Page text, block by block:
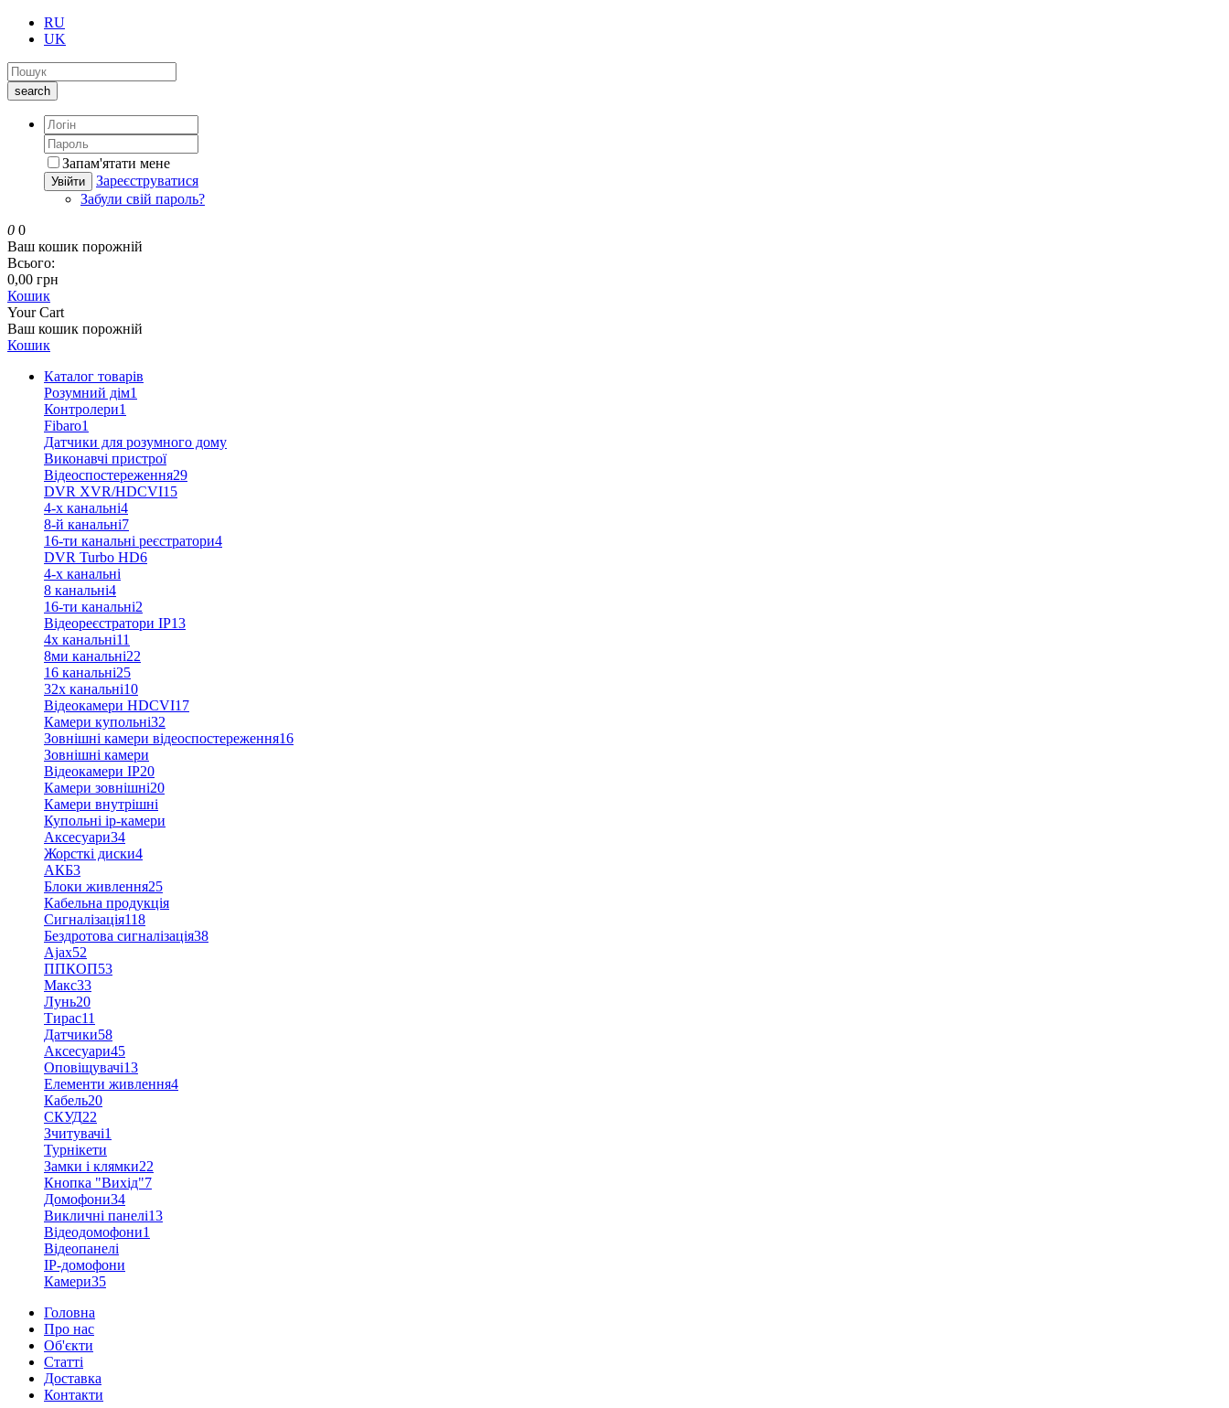
RU
UK
search
Запам'ятати мене
Увійти
Зареєструватися
Забули свій пароль?
0 0
Ваш кошик порожній
Всього:
0,00 грн
Кошик
Your Cart
Ваш кошик порожній
Кошик
Каталог товарів
Розумний дім1
Контролери1
Fibaro1
Датчики для розумного дому
Виконавчі пристрої
Відеоспостереження29
DVR XVR/HDCVI15
4-x канальні4
8-й канальні7
16-ти канальні реєстратори4
DVR Turbo HD6
4-х канальні
8 канальні4
16-ти канальні2
Відеореєстратори IP13
4х канальні11
8ми канальні22
16 канальні25
32x канальні10
Відеокамери HDCVI17
Камери купольні32
Зовнішні камери відеоспостереження16
Зовнішні камери
Відеокамери IP20
Камери зовнішні20
Камери внутрішні
Купольні ip-камери
Аксесуари34
Жорсткі диски4
АКБ3
Блоки живлення25
Кабельна продукція
Сигналізація118
Бездротова сигналізація38
Ajax52
ППКОП53
Макс33
Лунь20
Тирас11
Датчики58
Аксесуари45
Оповіщувачі13
Елементи живлення4
Кабель20
СКУД22
Зчитувачі1
Турнікети
Замки і клямки22
Кнопка "Вихід"7
Домофони34
Викличні панелі13
Відеодомофони1
Відеопанелі
IP-домофони
Камери35
Головна
Про нас
Об'єкти
Статті
Доставка
Контакти